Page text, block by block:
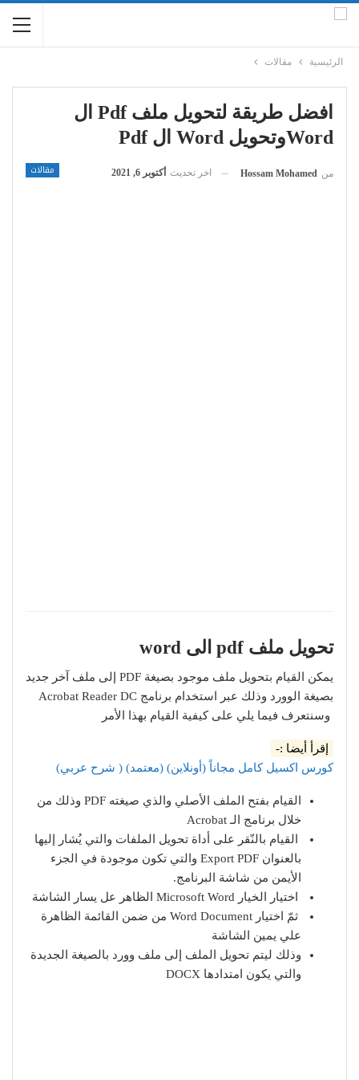
الرئيسية مقالات
افضل طريقة لتحويل ملف Pdf ال
Wordوتحويل Word ال Pdf
مقالات من Hossam Mohamed اخر تحديث أكتوبر 6, 2021
تحويل ملف pdf الى word
يمكن القيام بتحويل ملف موجود بصيغة PDF إلى ملف آخر جديد
بصيغة الوورد وذلك عبر استخدام برنامج Acrobat Reader DC
وسنتعرف فيما يلي على كيفية القيام بهذا الأمر
إقرأ أيضا :-
كورس اكسيل كامل مجاناً (أونلاين) (معتمد) ( شرح عربي)
القيام بفتح الملف الأصلي والذي صيغته PDF وذلك من
خلال برنامج الـ Acrobat
القيام بالنّقر على أداة تحويل الملفات والتي يُشار إليها
بالعنوان Export PDF والتي تكون موجودة في الجزء
الأيمن من شاشة البرنامج.
اختيار الخيار Microsoft Word الظاهر عل يسار الشاشة
ثمّ اختيار Word Document من ضمن القائمة الظاهرة
علي يمين الشاشة
وذلك ليتم تحويل الملف إلى ملف وورد بالصيغة الجديدة
والتي يكون امتدادها DOCX